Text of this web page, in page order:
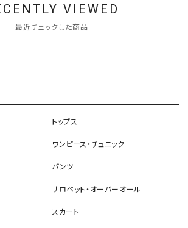
VIEWED
最近チェックした商品
トップス
ワンピース・チュニック
パンツ
サロペット・オーバーオール
スカート